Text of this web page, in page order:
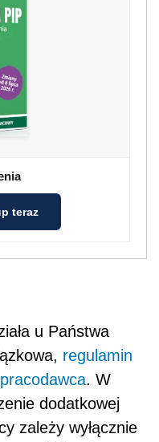
teraz
u Państwa
regulamin
pracodawca. W
dodatkowej
zależy wyłącznie